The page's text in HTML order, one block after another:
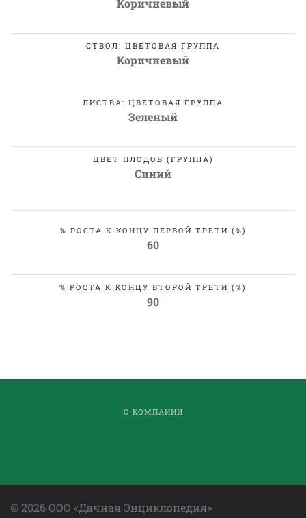
Коричневый
СТВОЛ: ЦВЕТОВАЯ ГРУППА
Коричневый
ЛИСТВА: ЦВЕТОВАЯ ГРУППА
Зеленый
ЦВЕТ ПЛОДОВ (ГРУППА)
Синий
% РОСТА К КОНЦУ ПЕРВОЙ ТРЕТИ (%)
60
% РОСТА К КОНЦУ ВТОРОЙ ТРЕТИ (%)
90
О КОМПАНИИ
©2026 ООО «Дачная Энциклопедия»